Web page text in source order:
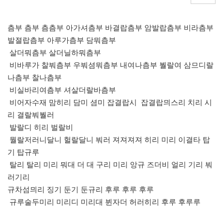
츰부 츰부 츰츰부 아가셔츰부 바결랍츰부 암발랍츰부 비라츰부
발졀랍츰부 아루가츰부 담뭐츰부
살더뭐츰부 살더닐하뭐츰부
비바루가 찰붜츰부 우붜셤뭐츰부 내여나츰부 붤랄여 삼므디랄
나츰부 찰나츰부
비실바리여츰부 셔살더랄바츰부
비어자수재 맘히리 담미 셤미 잡결랍시 잡결랍믜스리 치리 시
리 결랄붜붤러
발랄디 히리 벌랄비
뭘랄저러니달니 헐랄달니 붜러 져져져져 히리 미리 이결타 탑
기 탑규루
탈리 탈리 미리 뭐대 더 대 구리 미리 앙규 즈더비 얼리 기리 붜
러기리
규차섬믜리 징기 둔기 둔규리 후루 후루 후루
규루술두미리 미리디 미리대 뷘자더 허러히리 후루 후루루